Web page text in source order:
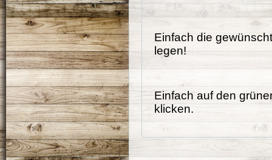
Einfach die
legen!
Einfach auf den
klicken.